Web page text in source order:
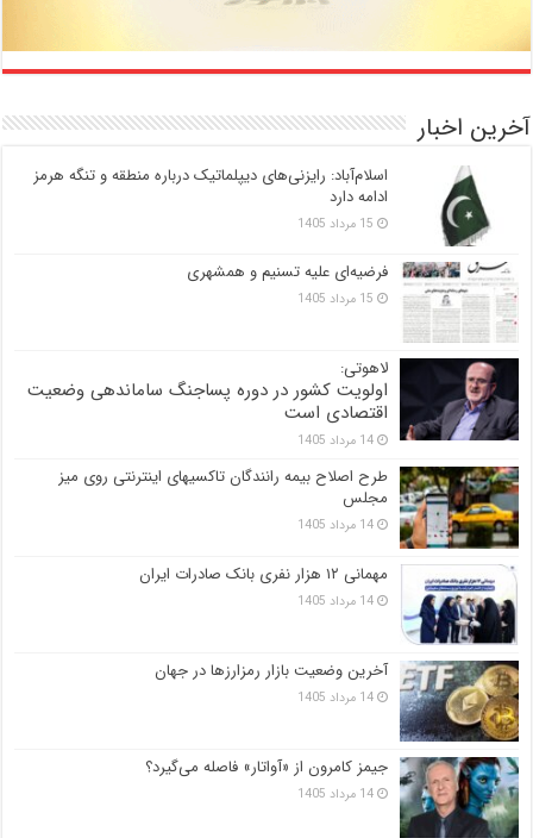
آخرین اخبار
اسلام‌آباد: رایزنی‌های دیپلماتیک درباره منطقه و تنگه هرمز
ادامه دارد
15 مرداد 1405
فرضیه‌ای علیه تسنیم و همشهری
15 مرداد 1405
لاهوتی:
اولویت کشور در دوره پساجنگ ساماندهی وضعیت
اقتصادی است
14 مرداد 1405
طرح اصلاح بیمه رانندگان تاکسیهای اینترنتی روی میز
مجلس
14 مرداد 1405
مهمانی ۱۲ هزار نفری بانک صادرات ایران
14 مرداد 1405
آخرین وضعیت بازار رمزارزها در جهان
14 مرداد 1405
جیمز کامرون از «آواتار» فاصله می‌گیرد؟
14 مرداد 1405